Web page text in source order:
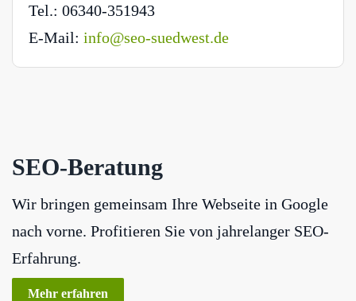
Tel.: 06340-351943
E-Mail: info@seo-suedwest.de
SEO-Beratung
Wir bringen gemeinsam Ihre Webseite in Google
nach vorne. Profitieren Sie von jahrelanger SEO-
Erfahrung.
Mehr erfahren